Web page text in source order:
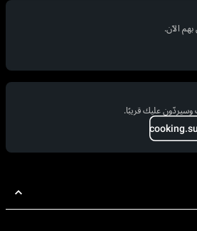
الآن.
وسيردّون عليك قريبًا.